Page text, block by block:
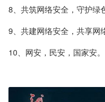
8、共筑网络安全，守护绿
9、共建网络安全，共享网
10、网安，民安，国家安。